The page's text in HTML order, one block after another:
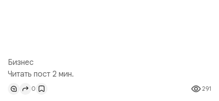
Бизнес
Читать пост 2 мин.
291
0